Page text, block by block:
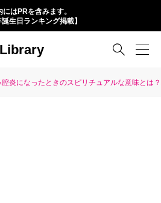
にはPRを含みます。
誕生日ランキング掲載】

腔炎になったときのスピリチュアルな意味とは